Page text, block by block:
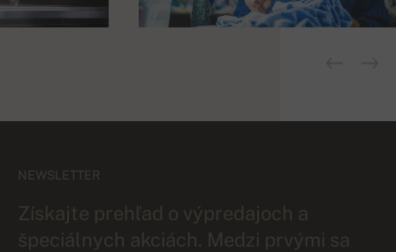
NEWSLETTER
Získajte prehľad o výpredajoch a
špeciálnych akciách. Medzi prvými sa